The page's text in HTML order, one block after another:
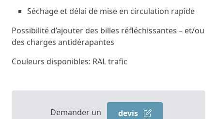
Séchage et délai de mise en circulation rapide
Possibilité d’ajouter des billes réfléchissantes – et/ou
des charges antidérapantes
Couleurs disponibles: RAL trafic
Demander un devis